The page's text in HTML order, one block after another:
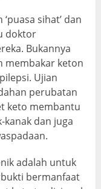
sihat’ dan
doktor
Bukannya
membakar keton
Ujian
perubatan
keto membantu
kanak dan juga
adalah untuk
bermanfaat